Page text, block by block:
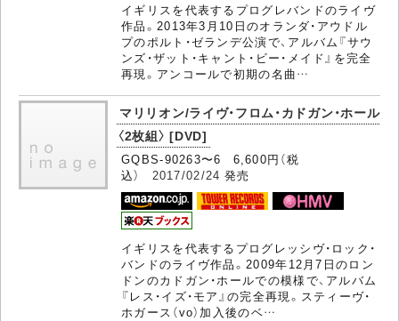
イギリスを代表するプログレバンドのライヴ
作品。2013年3月10日のオランダ・アウドル
プのポルト・ゼランデ公演で、アルバム『サウ
ンズ・ザット・キャント・ビー・メイド』を完全
再現。アンコールで初期の名曲…
マリリオン/ライヴ・フロム・カドガン・ホール
〈2枚組〉 [DVD]
GQBS-90263〜6 6,600円（税
込） 2017/02/24 発売
イギリスを代表するプログレッシヴ・ロック・
バンドのライヴ作品。2009年12月7日のロン
ドンのカドガン・ホールでの模様で、アルバム
『レス・イズ・モア』の完全再現。スティーヴ・
ホガース（vo）加入後のベ…